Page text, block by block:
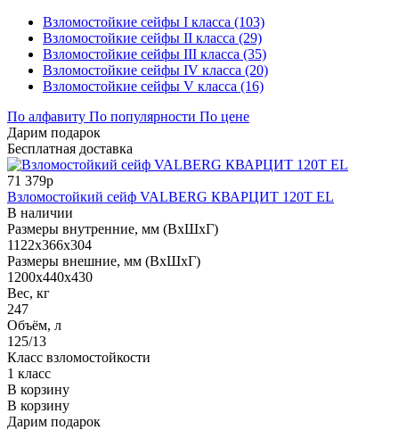
Взломостойкие сейфы I класса (103)
Взломостойкие сейфы II класса (29)
Взломостойкие сейфы III класса (35)
Взломостойкие сейфы IV класса (20)
Взломостойкие сейфы V класса (16)
По алфавиту По популярности По цене
Дарим подарок
Бесплатная доставка
71 379р
Взломостойкий сейф VALBERG КВАРЦИТ 120Т EL
В наличии
Размеры внутренние, мм (ВхШхГ)
1122x366x304
Размеры внешние, мм (ВхШхГ)
1200x440x430
Вес, кг
247
Объём, л
125/13
Класс взломостойкости
1 класс
В корзину
В корзину
Дарим подарок